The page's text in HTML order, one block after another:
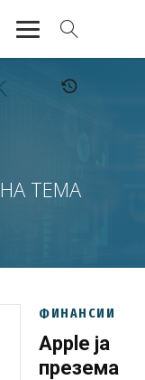
НА ТЕМА
ФИНАНСИИ
Apple ја
презема